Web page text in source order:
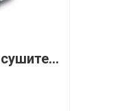
Ballu BDH-35L осушитель воздуха